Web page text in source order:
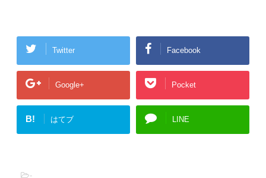
Twitter Facebook
Google+ Pocket
B! はてブ LINE
-